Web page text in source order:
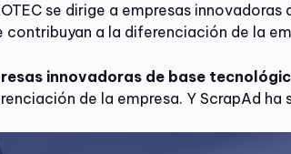
se dirige a empresas
a la diferenciación de la
innovadoras de base
de la empresa. Y ScrapAd ha